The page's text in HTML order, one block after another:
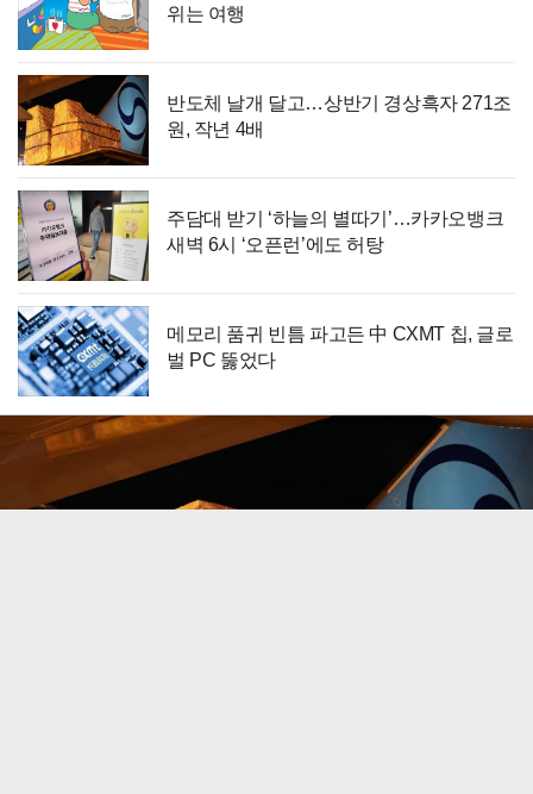
위는 여행
반도체 날개 달고…상반기 경상흑자 271조
원, 작년 4배
주담대 받기 ‘하늘의 별따기’…카카오뱅크
새벽 6시 ‘오픈런’에도 허탕
메모리 품귀 빈틈 파고든 中 CXMT 칩, 글로
벌 PC 뚫었다